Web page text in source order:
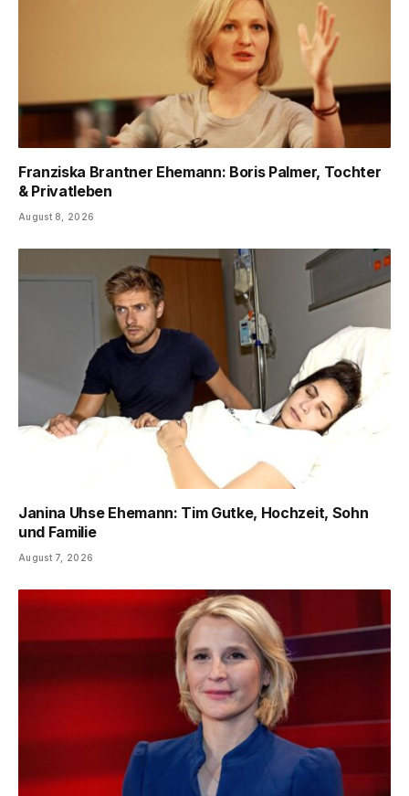
Franziska Brantner Ehemann: Boris Palmer, Tochter
& Privatleben
August 8, 2026
Janina Uhse Ehemann: Tim Gutke, Hochzeit, Sohn
und Familie
August 7, 2026